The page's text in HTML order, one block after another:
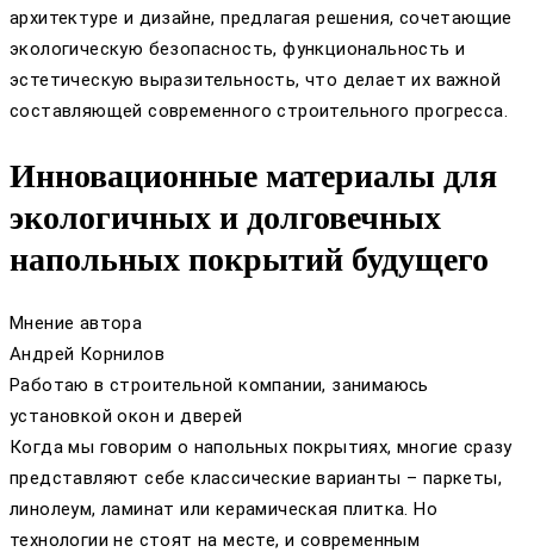
архитектуре и дизайне, предлагая решения, сочетающие
экологическую безопасность, функциональность и
эстетическую выразительность, что делает их важной
составляющей современного строительного прогресса.
Инновационные материалы для
экологичных и долговечных
напольных покрытий будущего
Мнение автора
Андрей Корнилов
Работаю в строительной компании, занимаюсь
установкой окон и дверей
Когда мы говорим о напольных покрытиях, многие сразу
представляют себе классические варианты – паркеты,
линолеум, ламинат или керамическая плитка. Но
технологии не стоят на месте, и современным